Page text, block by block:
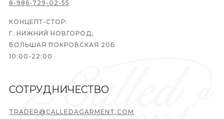
8-986-729-02-55
СОТРУДНИЧЕСТВО
TRADER@CALLEDAGARMENT.COM
КОНЦЕПТ-СТОР:
Г. НИЖНИЙ НОВГОРОД,
БОЛЬШАЯ ПОКРОВСКАЯ 20Б
10:00-22:00